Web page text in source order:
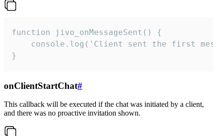
function jivo_onMessageSent() {
console.log('Client sent the first
}
onClientStartChat#
This callback will be executed if the chat was initiated by a client,
and there was no proactive invitation shown.